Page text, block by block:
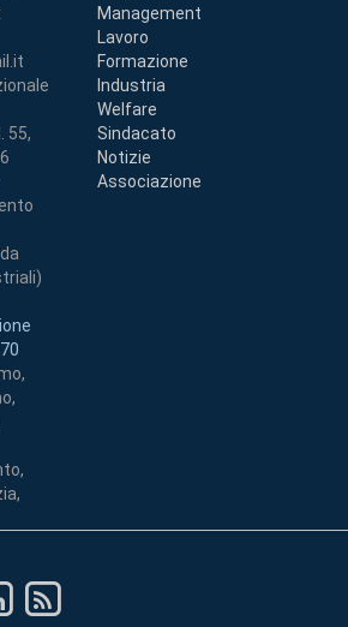
55,
Management
Lavoro
Formazione
Industria
Welfare
Sindacato
Notizie
Associazione